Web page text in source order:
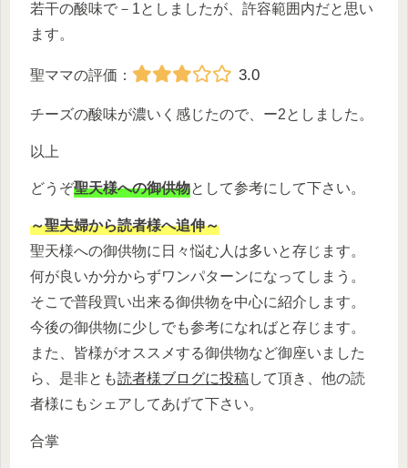
若干の酸味で－1としましたが、許容範囲内だと思い
ます。
聖ママの評価： 3.0
チーズの酸味が濃いく感じたので、ー2としました。
以上
どうぞ聖天様への御供物として参考にして下さい。
～聖夫婦から読者様へ追伸～
聖天様への御供物に日々悩む人は多いと存じます。
何が良いか分からずワンパターンになってしまう。
そこで普段買い出来る御供物を中心に紹介します。
今後の御供物に少しでも参考になればと存じます。
また、皆様がオススメする御供物など御座いました
ら、是非とも読者様ブログに投稿して頂き、他の読
者様にもシェアしてあげて下さい。
合掌